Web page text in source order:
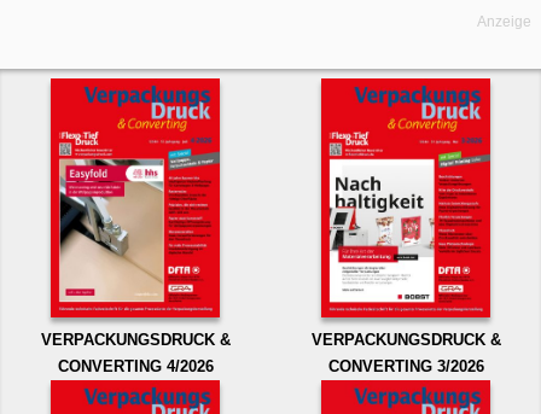
Anzeige
VERPACKUNGSDRUCK &
CONVERTING 4/2026
VERPACKUNGSDRUCK &
CONVERTING 3/2026